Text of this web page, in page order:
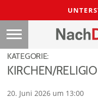
KATEGORIE:
KIRCHEN/
20. Juni 2026 um 13:00